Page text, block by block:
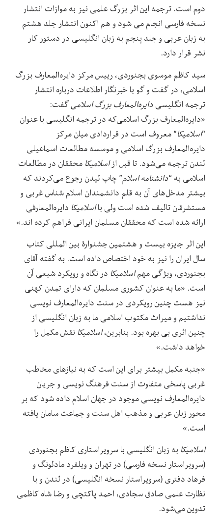
دوم است. ترجمه این اثر بزرگ علمی‌ نیز به موازات انتشار
نسخه فارسی انجام می شود و هم اکنون انتشار جلد هشتم
به زبان عربی و جلد پنجم به زبان انگلیسی در دستور کار
نشر قرار دارد.
سید کاظم موسوی بجنوردی، رییس مرکز دایره‌المعارف بزرگ
اسلامی، در گفت و گو با خبرنگار اطلاعات درباره انتشار
ترجمه انگلیسیدایره‌المعارف بزرگ اسلامی‌گفت:
«دایره‌المعارف بزرگ اسلامی‌که در ترجمه انگلیسی با عنوان
“اسلامیکا” معروف است در قراردادی میان مرکز
دایره‌المعارف بزرگ اسلامی‌ و موسسه مطالعات اسماعیلی
لندن ترجمه می‌شود. تا قبل ازاسلامیکا محققان در مطالعات
اسلامی‌ به “دانشنامه اسلام” چاپ لیدن رجوع می‌کردند که
بیشتر مدخل‌های آن به قلم دانشمندان اسلام شناس غربی و
مستشرقان تالیف شده است ولی بااسلامیکا دایره‌المعارفی
ارائه شده است که محققان مسلمان ایرانی فراهم کرده اند.»
این اثر جایزه بیست و هشتمین جشنوارۀ بین المللی کتاب
سال ایران را نیز به خود اختصاص داده است. به گفته آقای
بجنوردی، ویژگی مهماسلامیکا در نگاه و رویکرد شیعی آن
است. «ما به عنوان کشوری مسلمان که دارای تمدن کهنی
نیز هست چنین رویکردی در سنت دایره‌المعارف نویسی
نداشتیم و میراث مکتوب اسلامی‌ ما به زبان انگلیسی از
چنین اثری بی بهره بود. بنابرین،اسلامیکا نقش مکمل را
خواهد داشت.»
«جنبه‌ مکمل بیشتر برای این است که به نیازهای مخاطب
غربی پاسخی متفاوت از سنت فرهنگ‌ نویسی و جریان
دایره‌المعارف نویسی موجود در جهان اسلام داده شود که بر
محور زبان عربی و مذهب اهل سنت و جماعت سامان یافته
است.»
اسلامیکا به زبان انگلیسی با سرویراستاری کاظم بجنوردی
(سرویراستار نسخه فارسی) در تهران و ویلفرد مادلونگ و
فرهاد دفتری (سرویراستار نسخه انگلیسی) در لندن و با
نظارت علمی‌ صادق سجادی، احمد پاکتچی و رضا شاه ‌کاظمی‌
تدوین می‌شود.